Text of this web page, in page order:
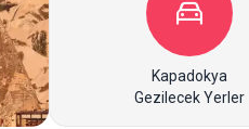
Kapadokya
Gezilecek Yerler